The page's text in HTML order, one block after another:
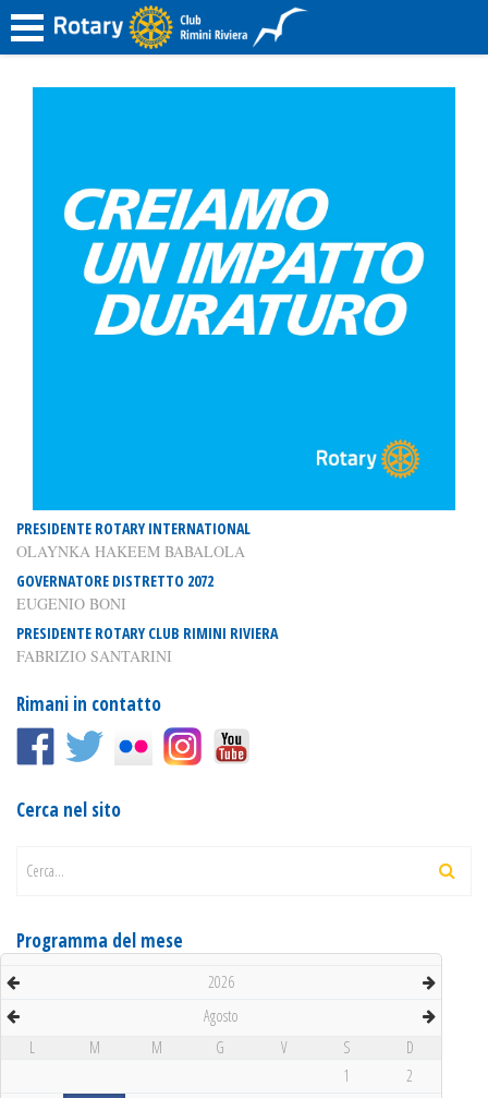
PRESIDENTE ROTARY INTERNATIONAL
OLAYNKA HAKEEM BABALOLA
GOVERNATORE DISTRETTO 2072
EUGENIO BONI
PRESIDENTE ROTARY CLUB RIMINI RIVIERA
FABRIZIO SANTARINI
Rimani in contatto
Cerca nel sito
Cerca...
Programma del mese
2026
Agosto
L
M M G V S
D
1
2